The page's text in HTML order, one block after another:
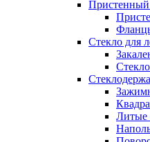
Стекло для
Литые